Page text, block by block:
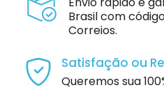
Brasil com
Correios.
Satisfação ou
Queremos sua